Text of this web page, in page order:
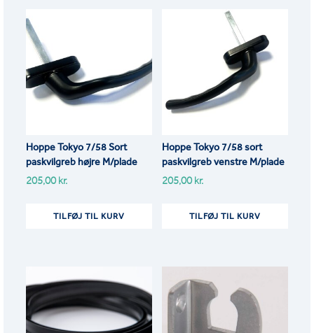
Hoppe Tokyo 7/58 Sort
paskvilgreb højre M/plade
205,00kr.
TILFØJ TIL KURV
Hoppe Tokyo 7/58 sort
paskvilgreb venstre M/plade
205,00kr.
TILFØJ TIL KURV